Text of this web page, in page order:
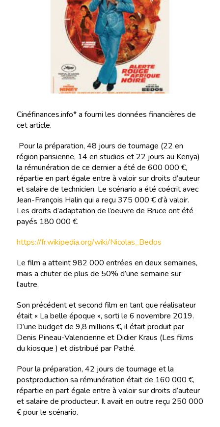
Cinéfinances.info* a fourni les données financières de
cet article.
Pour la préparation, 48 jours de tournage (22 en
région parisienne, 14 en studios et 22 jours au Kenya)
la rémunération de ce dernier a été de 600 000 €,
répartie en part égale entre à valoir sur droits d’auteur
et salaire de technicien. Le scénario a été coécrit avec
Jean-François Halin qui a reçu 375 000 € d’à valoir.
Les droits d’adaptation de l’oeuvre de Bruce ont été
payés 180 000 €.
https://fr.wikipedia.org/wiki/Nicolas_Bedos
Le film a atteint 982 000 entrées en deux semaines,
mais a chuter de plus de 50% d’une semaine sur
l’autre.
Son précédent et second film en tant que réalisateur
était « La belle époque », sorti le 6 novembre 2019.
D’une budget de 9,8 millions €, il était produit par
Denis Pineau-Valencienne et Didier Kraus (Les films
du kiosque ) et distribué par Pathé.
Pour la préparation, 42 jours de tournage et la
postproduction sa rémunération était de 160 000 €,
répartie en part égale entre à valoir sur droits d’auteur
et salaire de producteur. Il avait en outre reçu 250 000
€ pour le scénario.